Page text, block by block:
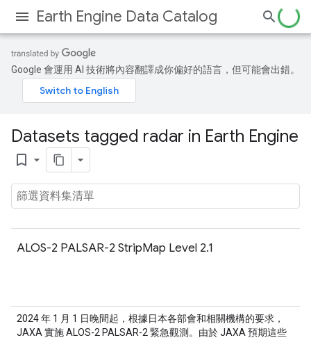
Earth Engine Data Catalog
Google 會運用 AI 技術將內容翻譯成你偏好的語言，但可能會出錯。
Datasets tagged radar in Earth Engine
bookmark_border
ALOS-2 PALSAR-2 StripMap Level 2.1
2024 年 1 月 1 日晚間起，根據日本各部會和相關機構的要求，
JAXA 實施 ALOS-2 PALSAR-2 緊急觀測。由於 JAXA 預期這些